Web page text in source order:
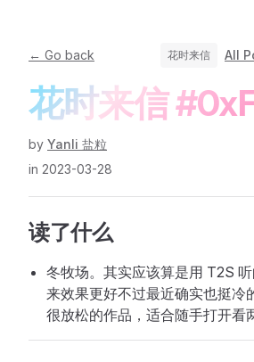
← Go back 花时来信 All
花时来信
by Yanli 盐粒
in 2023-03-28
读了什么
冬牧场。其实应该算是用 T2S
来效果更好不过最近确实也挺冷
很放松的作品，适合随手打开看